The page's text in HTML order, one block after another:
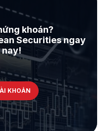
khoán?
Securities ngay
nay!
KHOẢN